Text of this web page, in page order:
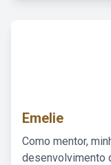
Emelie
Como mentor,
desenvolvimento